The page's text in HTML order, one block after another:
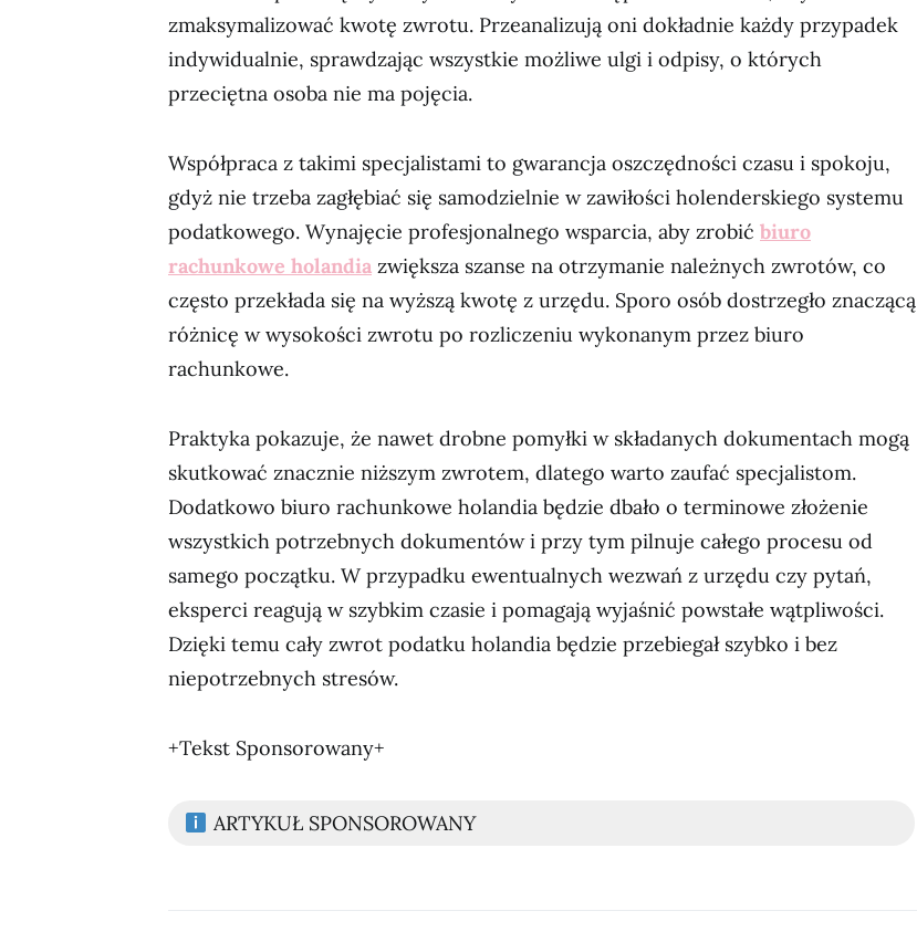
zmaksymalizować kwotę zwrotu. Przeanalizują oni dokładnie każdy przypadek
indywidualnie, sprawdzając wszystkie możliwe ulgi i odpisy, o których
przeciętna osoba nie ma pojęcia.
Współpraca z takimi specjalistami to gwarancja oszczędności czasu i spokoju,
gdyż nie trzeba zagłębiać się samodzielnie w zawiłości holenderskiego systemu
podatkowego. Wynajęcie profesjonalnego wsparcia, aby zrobić biuro
rachunkowe holandia zwiększa szanse na otrzymanie należnych zwrotów, co
często przekłada się na wyższą kwotę z urzędu. Sporo osób dostrzegło znaczącą
różnicę w wysokości zwrotu po rozliczeniu wykonanym przez biuro
rachunkowe.
Praktyka pokazuje, że nawet drobne pomyłki w składanych dokumentach mogą
skutkować znacznie niższym zwrotem, dlatego warto zaufać specjalistom.
Dodatkowo biuro rachunkowe holandia będzie dbało o terminowe złożenie
wszystkich potrzebnych dokumentów i przy tym pilnuje całego procesu od
samego początku. W przypadku ewentualnych wezwań z urzędu czy pytań,
eksperci reagują w szybkim czasie i pomagają wyjaśnić powstałe wątpliwości.
Dzięki temu cały zwrot podatku holandia będzie przebiegał szybko i bez
niepotrzebnych stresów.
+Tekst Sponsorowany+
ARTYKUŁ SPONSOROWANY